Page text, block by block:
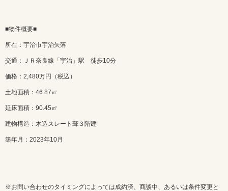
■物件概要■
所在：宇治市宇治矢落
交通：ＪＲ奈良線「宇治」駅 徒歩10分
価格：2,480万円（税込）
土地面積：46.87㎡
延床面積：90.45㎡
建物構造：木造スレート葺３階建
築年月：2023年10月
※お問い合わせのタイミングによっては成約済、商談中、あるいは条件変更と